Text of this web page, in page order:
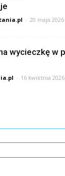
- 20 maja 2026
wycieczkę w
- 16 kwietnia 2026